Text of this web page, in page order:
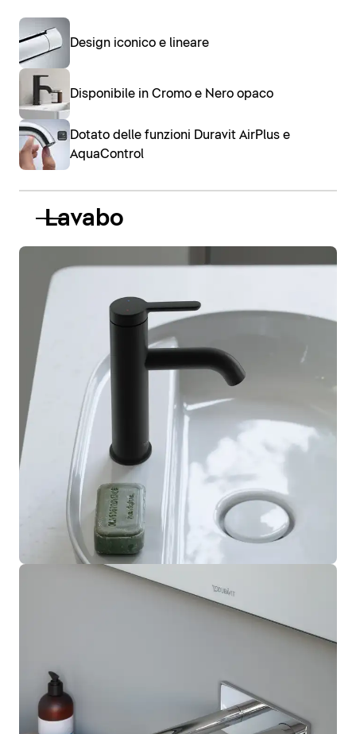
Design iconico e lineare
Disponibile in Cromo e Nero opaco
Dotato delle funzioni Duravit AirPlus e
AquaControl
Lavabo